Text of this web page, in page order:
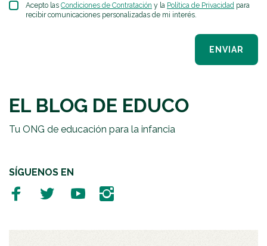
Acepto las Condiciones de Contratación y la Política de Privacidad para
recibir comunicaciones personalizadas de mi interés.
ENVIAR
EL BLOG DE EDUCO
Tu ONG de educación para la infancia
SÍGUENOS EN